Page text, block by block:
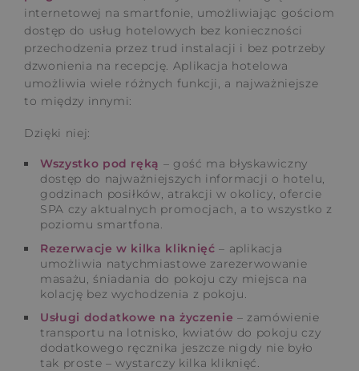
internetowej na smartfonie, umożliwiając gościom
dostęp do usług hotelowych bez konieczności
przechodzenia przez trud instalacji i bez potrzeby
dzwonienia na recepcję. Aplikacja hotelowa
umożliwia wiele różnych funkcji, a najważniejsze
to między innymi:
Dzięki niej:
Wszystko pod ręką – gość ma błyskawiczny
dostęp do najważniejszych informacji o hotelu,
godzinach posiłków, atrakcji w okolicy, ofercie
SPA czy aktualnych promocjach, a to wszystko z
poziomu smartfona.
Rezerwacje w kilka kliknięć – aplikacja
umożliwia natychmiastowe zarezerwowanie
masażu, śniadania do pokoju czy miejsca na
kolację bez wychodzenia z pokoju.
Usługi dodatkowe na życzenie – zamówienie
transportu na lotnisko, kwiatów do pokoju czy
dodatkowego ręcznika jeszcze nigdy nie było
tak proste – wystarczy kilka kliknięć.